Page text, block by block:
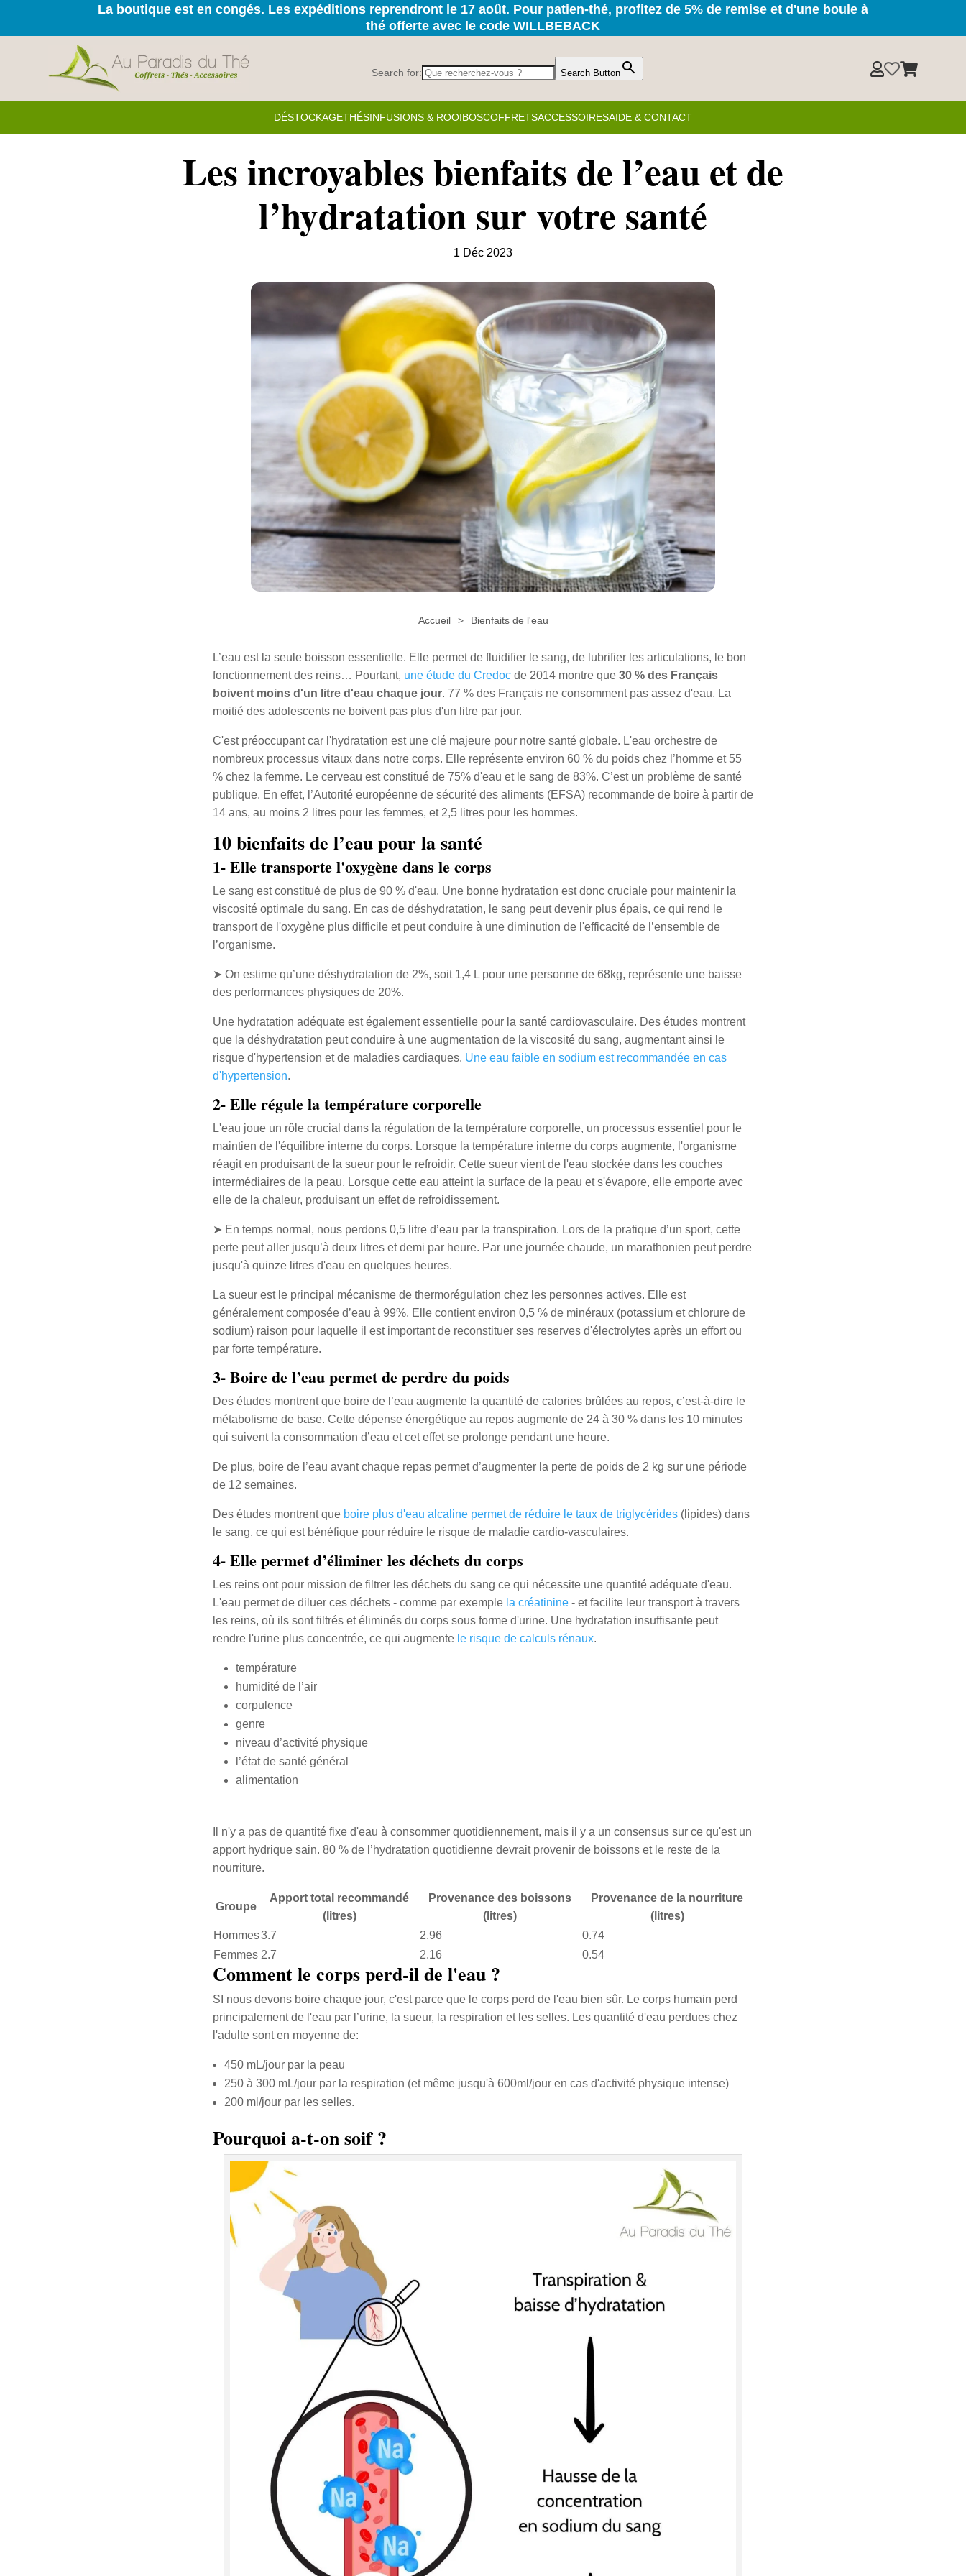
La boutique est en congés. Les expéditions reprendront le 17 août. Pour patien-thé, profitez de 5% de remise et d'une boule à
thé offerte avec le code WILLBEBACK
Search for: Search Button 
DÉSTOCKAGETHÉSINFUSIONS & ROOIBOSCOFFRETSACCESSOIRESAIDE & CONTACT
Les incroyables bienfaits de l’eau et de
l’hydratation sur votre santé
1 Déc 2023
Accueil Bienfaits de l'eau
L’eau est la seule boisson essentielle. Elle permet de fluidifier le sang, de lubrifier les articulations, le bon
fonctionnement des reins… Pourtant, une étude du Credocde 2014 montre que 30 % des Français
boivent moins d'un litre d'eau chaque jour. 77 % des Français ne consomment pas assez d'eau. La
moitié des adolescents ne boivent pas plus d'un litre par jour.
C'est préoccupant car l'hydratation est une clé majeure pour notre santé globale. L'eau orchestre de
nombreux processus vitaux dans notre corps. Elle représente environ 60 % du poids chez l’homme et 55
% chez la femme. Le cerveau est constitué de 75% d'eau et le sang de 83%. C’est un problème de santé
publique. En effet, l’Autorité européenne de sécurité des aliments (EFSA) recommande de boire à partir de
14 ans, au moins 2 litres pour les femmes, et 2,5 litres pour les hommes.
10 bienfaits de l’eau pour la santé
1- Elle transporte l'oxygène dans le corps
Le sang est constitué de plus de 90 % d'eau. Une bonne hydratation est donc cruciale pour maintenir la
viscosité optimale du sang. En cas de déshydratation, le sang peut devenir plus épais, ce qui rend le
transport de l'oxygène plus difficile et peut conduire à une diminution de l'efficacité de l’ensemble de
l’organisme.
➤ On estime qu’une déshydratation de 2%, soit 1,4 L pour une personne de 68kg, représente une baisse
des performances physiques de 20%.
Une hydratation adéquate est également essentielle pour la santé cardiovasculaire. Des études montrent
que la déshydratation peut conduire à une augmentation de la viscosité du sang, augmentant ainsi le
risque d'hypertension et de maladies cardiaques. Une eau faible en sodium est recommandée en cas
d'hypertension.
2- Elle régule la température corporelle
L'eau joue un rôle crucial dans la régulation de la température corporelle, un processus essentiel pour le
maintien de l'équilibre interne du corps. Lorsque la température interne du corps augmente, l'organisme
réagit en produisant de la sueur pour le refroidir. Cette sueur vient de l'eau stockée dans les couches
intermédiaires de la peau. Lorsque cette eau atteint la surface de la peau et s'évapore, elle emporte avec
elle de la chaleur, produisant un effet de refroidissement.
➤ En temps normal, nous perdons 0,5 litre d’eau par la transpiration. Lors de la pratique d’un sport, cette
perte peut aller jusqu’à deux litres et demi par heure. Par une journée chaude, un marathonien peut perdre
jusqu'à quinze litres d'eau en quelques heures.
La sueur est le principal mécanisme de thermorégulation chez les personnes actives. Elle est
généralement composée d’eau à 99%. Elle contient environ 0,5 % de minéraux (potassium et chlorure de
sodium) raison pour laquelle il est important de reconstituer ses reserves d'électrolytes après un effort ou
par forte température.
3- Boire de l’eau permet de perdre du poids
Des études montrent que boire de l’eau augmente la quantité de calories brûlées au repos, c’est-à-dire le
métabolisme de base. Cette dépense énergétique au repos augmente de 24 à 30 % dans les 10 minutes
qui suivent la consommation d’eau et cet effet se prolonge pendant une heure.
De plus, boire de l’eau avant chaque repas permet d’augmenter la perte de poids de 2 kg sur une période
de 12 semaines.
Des études montrent que boire plus d'eau alcaline permet de réduire le taux de triglycérides(lipides) dans
le sang, ce qui est bénéfique pour réduire le risque de maladie cardio-vasculaires.
4- Elle permet d’éliminer les déchets du corps
Les reins ont pour mission de filtrer les déchets du sang ce qui nécessite une quantité adéquate d'eau.
L'eau permet de diluer ces déchets - comme par exemple la créatinine- et facilite leur transport à travers
les reins, où ils sont filtrés et éliminés du corps sous forme d'urine. Une hydratation insuffisante peut
rendre l'urine plus concentrée, ce qui augmente le risque de calculs rénaux.
température
humidité de l’air
corpulence
genre
niveau d’activité physique
l’état de santé général
alimentation
Il n'y a pas de quantité fixe d'eau à consommer quotidiennement, mais il y a un consensus sur ce qu'est un
apport hydrique sain. 80 % de l’hydratation quotidienne devrait provenir de boissons et le reste de la
nourriture.
Groupe
Apport total recommandé
(litres)
Provenance des boissons
(litres)
Provenance de la nourriture
(litres)
Hommes3.7 2.96
0.74
Femmes 2.7 2.16 0.54
Comment le corps perd-il de l'eau ?
SI nous devons boire chaque jour, c'est parce que le corps perd de l'eau bien sûr. Le corps humain perd
principalement de l'eau par l’urine, la sueur, la respiration et les selles. Les quantité d'eau perdues chez
l'adulte sont en moyenne de:
450 mL/jour par la peau
250 à 300 mL/jour par la respiration (et même jusqu'à 600ml/jour en cas d'activité physique intense)
200 ml/jour par les selles.
Pourquoi a-t-on soif ?